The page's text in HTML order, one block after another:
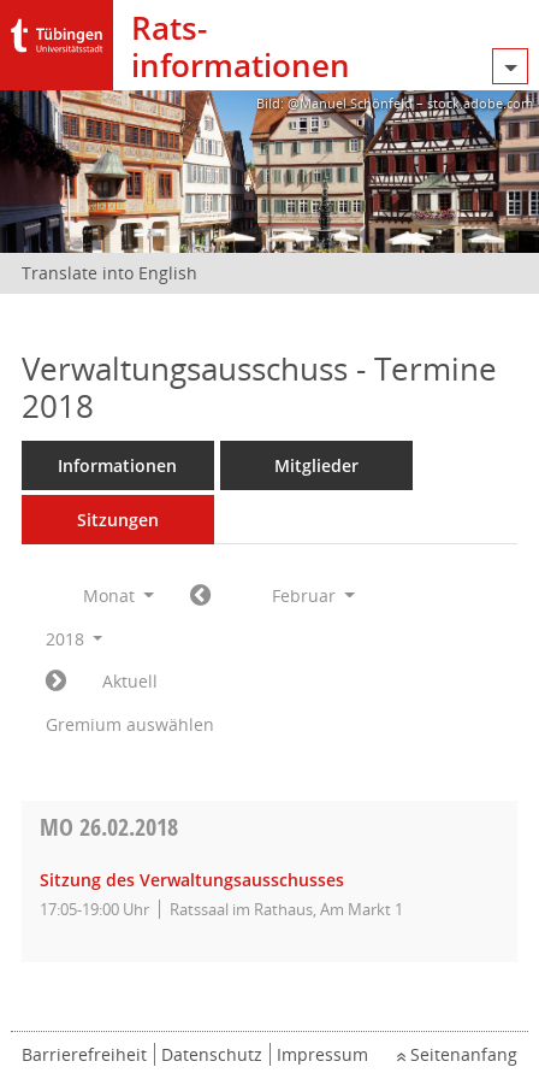
Rats­
informationen
Bild: @Manuel Schönfeld – stock.adobe.com
Translate into English
Verwaltungsausschuss - Termine
2018
Informationen Mitglieder
Sitzungen
Monat
Februar
2018
Aktuell
Gremium auswählen
MO 26.02.2018
Sitzung des Verwaltungsausschusses
17:05-19:00 Uhr Ratssaal im Rathaus, Am Markt 1
Barrierefreiheit Datenschutz Impressum Seitenanfang